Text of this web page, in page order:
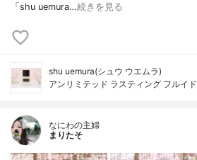
「shu uemura…続きを見る
shu uemura(シュウ ウエムラ)
アンリミテッド ラスティング フルイド
なにわの主婦
まりたそ